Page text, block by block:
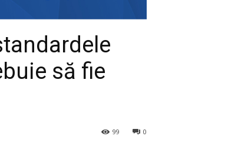
să fie
0
99